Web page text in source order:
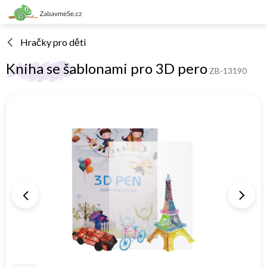
Přejít
na
Hračky pro děti
Kniha se šablonami pro 3D pero ZB-13190